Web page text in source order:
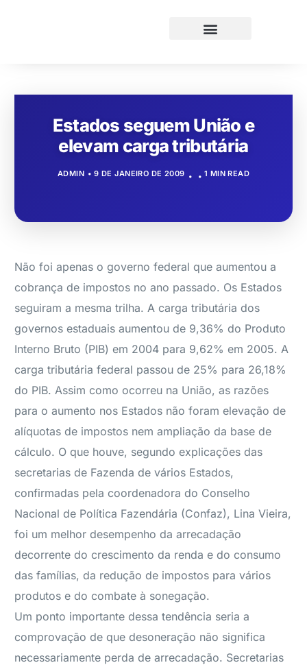
Estados seguem União e
elevam carga tributária
ADMIN 9 DE JANEIRO DE 2009 1 MIN READ
Não foi apenas o governo federal que aumentou a
cobrança de impostos no ano passado. Os Estados
seguiram a mesma trilha. A carga tributária dos
governos estaduais aumentou de 9,36% do Produto
Interno Bruto (PIB) em 2004 para 9,62% em 2005. A
carga tributária federal passou de 25% para 26,18%
do PIB. Assim como ocorreu na União, as razões
para o aumento nos Estados não foram elevação de
alíquotas de impostos nem ampliação da base de
cálculo. O que houve, segundo explicações das
secretarias de Fazenda de vários Estados,
confirmadas pela coordenadora do Conselho
Nacional de Política Fazendária (Confaz), Lina Vieira,
foi um melhor desempenho da arrecadação
decorrente do crescimento da renda e do consumo
das famílias, da redução de impostos para vários
produtos e do combate à sonegação.
Um ponto importante dessa tendência seria a
comprovação de que desoneração não significa
necessariamente perda de arrecadação. Secretarias